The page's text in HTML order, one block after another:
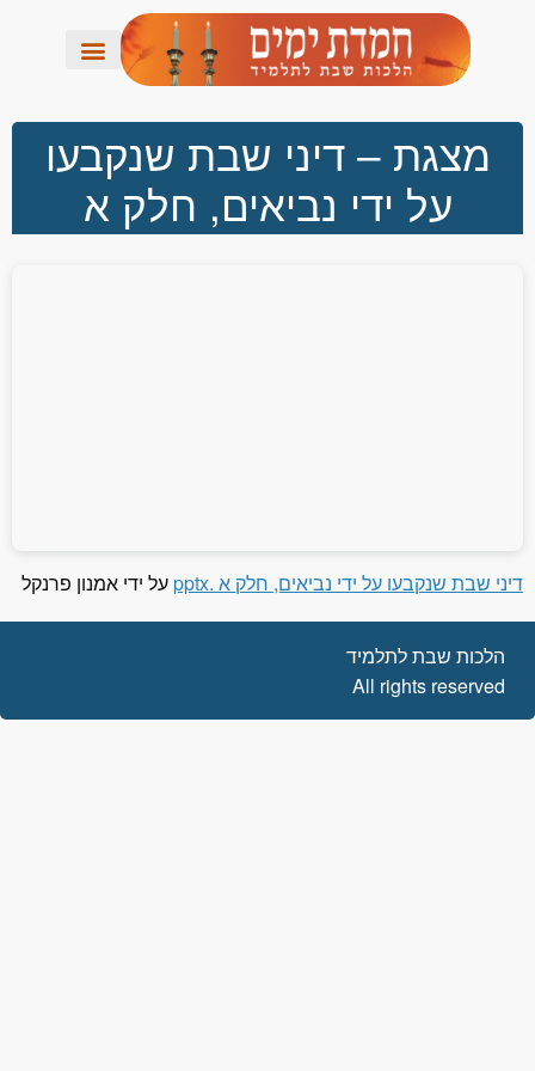
מצגת – דיני שבת שנקבעו
על ידי נביאים, חלק א
דיני שבת שנקבעו על ידי נביאים, חלק א .pptx על ידי אמנון פרנקל
הלכות שבת לתלמיד
All rights reserved